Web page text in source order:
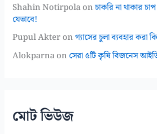
Shahin Notirpolaonচাকরি না থাকার
যেভাবে!
Pupul Akteronগ্যাসের চুলা ব্যবহার করা
Alokparnaon সেরা ৫টি কৃষি বিজনেস
মোট ভিউজ